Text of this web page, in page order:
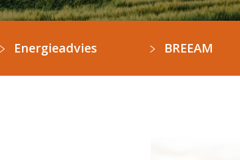
Energieadvies BREEAM